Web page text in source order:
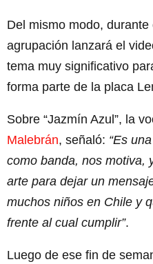
Del mismo modo,
agrupación lanzará el
tema muy significativo
forma parte de la placa
Sobre “Jazmín Azul”, la
Malebrán, señaló: “Es
como banda, nos motiva,
arte para dejar un
muchos niños en Chile y
frente al cual cumplir”.
Luego de ese fin de